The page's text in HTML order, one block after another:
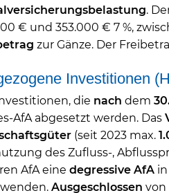
.
€ und 353.000 € 7 %,
zur Gänze. Der
Investitionen
die nach dem
AfA abgesetzt werden. Das
(seit 2023 max.
des Zufluss-,
AfA eine degressive AfA
Ausgeschlossen von